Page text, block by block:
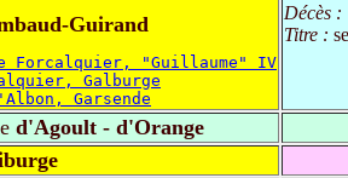
Guirand
Forcalquier, "Guillaume" IV
Galburge
Garsende
Décès :
Titre :
d'Agoult - d'Orange